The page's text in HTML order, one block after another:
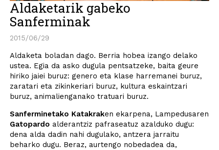
Aldaketarik gabeko
Sanferminak
2015/06/29
Aldaketa boladan dago. Berria hobea izango delako
ustea. Egia da asko dugula pentsatzeke, baita geure
hiriko jaiei buruz: genero eta klase harremanei buruz,
zaratari eta zikinkeriari buruz, kultura eskaintzari
buruz, animalienganako tratuari buruz.
Sanferminetako Katakraken ekarpena, Lampedusaren
Gatopardo alderantziz pafraseatuz azalduko dugu:
dena alda dadin nahi dugulako, antzera jarraitu
beharko dugu. Beraz, aurtengo nobedadea da,